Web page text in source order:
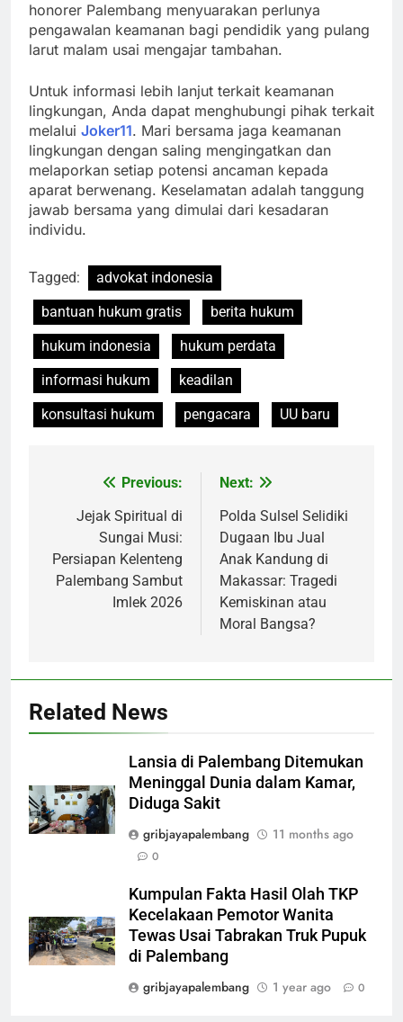
honorer Palembang menyuarakan perlunya
pengawalan keamanan bagi pendidik yang pulang
larut malam usai mengajar tambahan.
Untuk informasi lebih lanjut terkait keamanan
lingkungan, Anda dapat menghubungi pihak terkait
melalui Joker11. Mari bersama jaga keamanan
lingkungan dengan saling mengingatkan dan
melaporkan setiap potensi ancaman kepada
aparat berwenang. Keselamatan adalah tanggung
jawab bersama yang dimulai dari kesadaran
individu.
Tagged:
advokat indonesia
bantuan hukum gratis
berita hukum
hukum indonesia
hukum perdata
informasi hukum
keadilan
konsultasi hukum
pengacara UU baru
navigation
Previous:
Jejak Spiritual di
Sungai Musi:
Persiapan Kelenteng
Palembang Sambut
Imlek 2026
Next:
Polda Sulsel Selidiki
Dugaan Ibu Jual
Anak Kandung di
Makassar: Tragedi
Kemiskinan atau
Moral Bangsa?
Related News
Lansia di Palembang Ditemukan
Meninggal Dunia dalam Kamar,
Diduga Sakit
gribjayapalembang
11 months ago
0
Kumpulan Fakta Hasil Olah TKP
Kecelakaan Pemotor Wanita
Tewas Usai Tabrakan Truk Pupuk
di Palembang
gribjayapalembang
1 year ago 0